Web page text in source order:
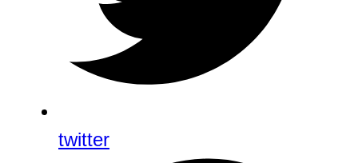
twitter